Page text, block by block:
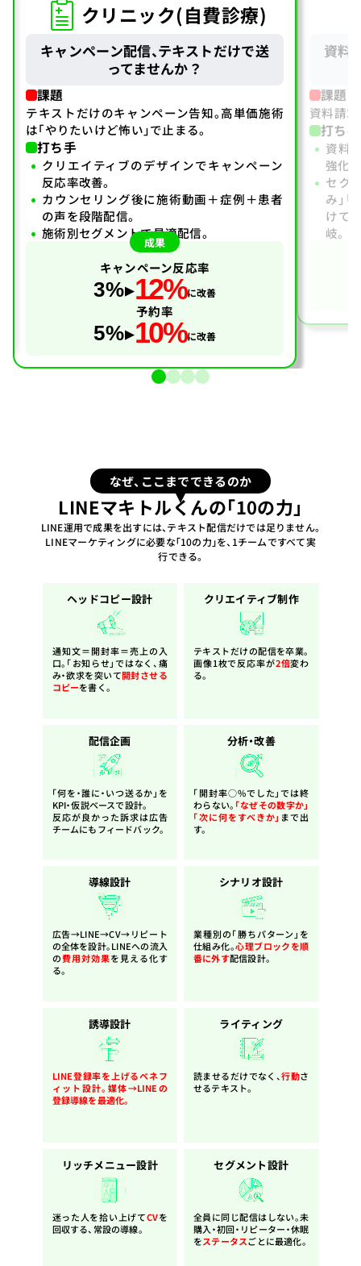
クリニック(自費診療)
キャンペーン配信、テキストだけで送
ってませんか？
課題
テキストだけのキャンペーン告知。高単価施術
は「やりたいけど怖い」で止まる。
打ち手
クリエイティブのデザインでキャンペーン
反応率改善。
カウンセリング後に施術動画＋症例＋患者
の声を段階配信。
施術別セグメントで最適配信。
成果
キャンペーン反応率
3% 12%に改善
予約率
5% 10%に改善
資料
課題
資料請
打ち手
資料
強化。
セグ
み」
けて
岐。
なぜ、ここまでできるのか
LINEマキトルくんの「10の力」
LINE運用で成果を出すには、テキスト配信だけでは足りません。
LINEマーケティングに必要な「10の力」を、1チームですべて実
行できる。
ヘッドコピー設計
通知文＝開封率＝売上の入
口。「お知らせ」ではなく、痛
み・欲求を突いて開封させる
コピーを書く。
クリエイティブ制作
テキストだけの配信を卒業。
画像1枚で反応率が2倍変わ
る。
配信企画
「何を・誰に・いつ送るか」を
KPI・仮説ベースで設計。
反応が良かった訴求は広告
チームにもフィードバック。
分析・改善
「開封率○%でした」では終
わらない。 「なぜその数字か」
「次に何をすべきか」 まで出
す。
導線設計
広告→LINE→CV→リピート
の全体を設計。LINEへの流入
の費用対効果を見える化す
る。
シナリオ設計
業種別の「勝ちパターン」を
仕組み化。心理ブロックを順
番に外す配信設計。
誘導設計
LINE登録率を上げるベネフ
ィット設計。媒体→LINEの
登録導線を最適化。
ライティング
読ませるだけでなく、行動さ
せるテキスト。
リッチメニュー設計
迷った人を拾い上げてCVを
回収する、常設の導線。
セグメント設計
全員に同じ配信はしない。未
購入・初回・リピーター・休眠
をステータスごとに最適化。